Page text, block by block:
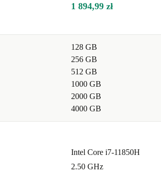
1 894,99 zł
128 GB
256 GB
512 GB
1000 GB
2000 GB
4000 GB
Intel Core i7-11850H
2.50 GHz